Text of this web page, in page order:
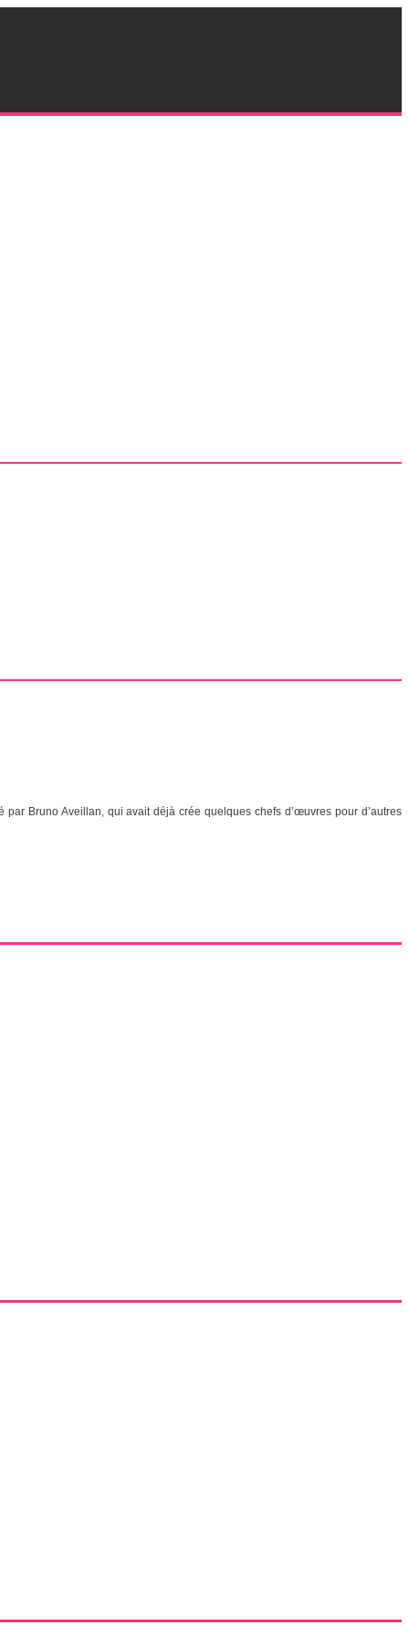
Bruno Aveillan, qui avait déjà crée quelques chefs d’œuvres pour d’autres